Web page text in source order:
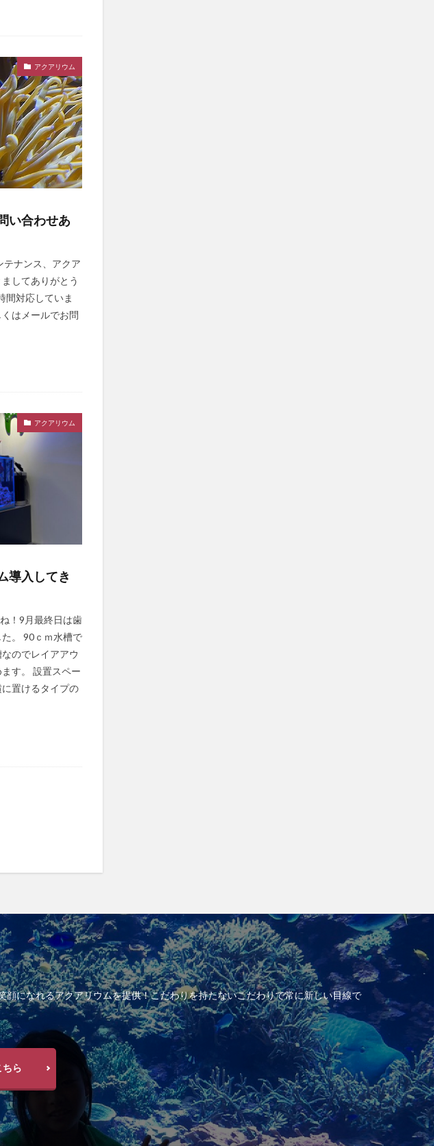
アクアリウム
い合わせあ
テナンス、アクア
してありがとう
間対応していま
はメールでお問
アクアリウム
導入してき
！9月最終日は歯
。 90ｃｍ水槽で
のでレイアアウ
す。 設置スペー
置けるタイプの
になれるアクアリウムを提供！こだわりを持たないこだわりで常に新しい目線で
ちら